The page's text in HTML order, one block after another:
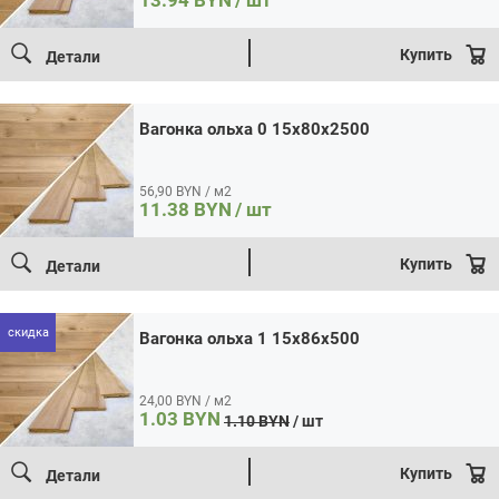
Детали Купить
Вагонка ольха 0 15x80x2500
56,90 BYN / м2
11.38 BYN / шт
Детали Купить
скидка Вагонка ольха 1 15x86x500
24,00 BYN / м2
1.10BYN
1.03 BYN / шт
Детали Купить
Кол-во:
15x86x500
В корзину
Площадь:0.043м2